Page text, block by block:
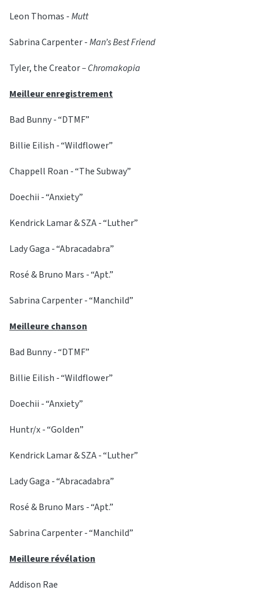
Leon Thomas -Mutt
Sabrina Carpenter -Man’s Best Friend
Tyler, the Creator– Chromakopia
Meilleur enregistrement
Bad Bunny - “DTMF”
Billie Eilish - “Wildflower”
Chappell Roan - “The Subway”
Doechii - “Anxiety”
Kendrick Lamar & SZA - “Luther”
Lady Gaga - “Abracadabra”
Rosé & Bruno Mars - “Apt.”
Sabrina Carpenter - “Manchild”
Meilleure chanson
Bad Bunny - “DTMF”
Billie Eilish - “Wildflower”
Doechii - “Anxiety”
Huntr/x - “Golden”
Kendrick Lamar & SZA - “Luther”
Lady Gaga - “Abracadabra”
Rosé & Bruno Mars - “Apt.”
Sabrina Carpenter - “Manchild”
Meilleure révélation
Addison Rae